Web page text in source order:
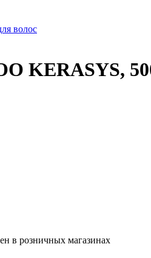
волос
KERASYS,
в розничных магазинах